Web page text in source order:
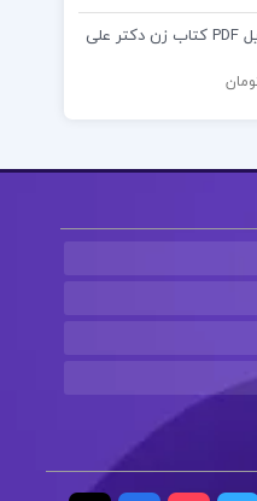
دانلود فایل PDF کتاب زن دکتر علی